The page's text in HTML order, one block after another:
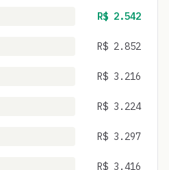
R$ 2.542
R$ 2.852
R$ 3.216
R$ 3.224
R$ 3.297
R$ 3.416